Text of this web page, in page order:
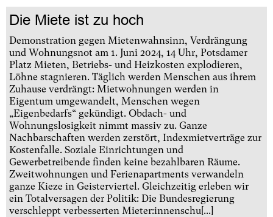
Die Miete ist zu hoch
Demonstration gegen Mietenwahnsinn, Verdrängung
und Wohnungsnot am 1. Juni 2024, 14 Uhr, Potsdamer
Platz Mieten, Betriebs- und Heizkosten explodieren,
Löhne stagnieren. Täglich werden Menschen aus ihrem
Zuhause verdrängt: Mietwohnungen werden in
Eigentum umgewandelt, Menschen wegen
„Eigenbedarfs“ gekündigt. Obdach- und
Wohnungslosigkeit nimmt massiv zu. Ganze
Nachbarschaften werden zerstört, Indexmietverträge zur
Kostenfalle. Soziale Einrichtungen und
Gewerbetreibende finden keine bezahlbaren Räume.
Zweitwohnungen und Ferienapartments verwandeln
ganze Kieze in Geisterviertel. Gleichzeitig erleben wir
ein Totalversagen der Politik: Die Bundesregierung
verschleppt verbesserten Mieter:innenschu[...]